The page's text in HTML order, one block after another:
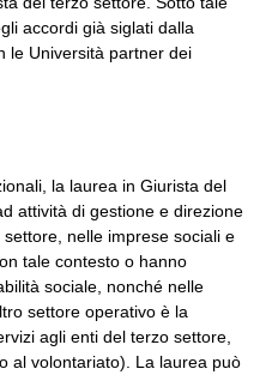
accordi già siglati dalla
le Università partner dei
la laurea in Giurista del
attività di gestione e direzione
nelle imprese sociali e
tale contesto o hanno
sociale, nonché nelle
settore operativo è la
agli enti del terzo settore,
al volontariato). La laurea può